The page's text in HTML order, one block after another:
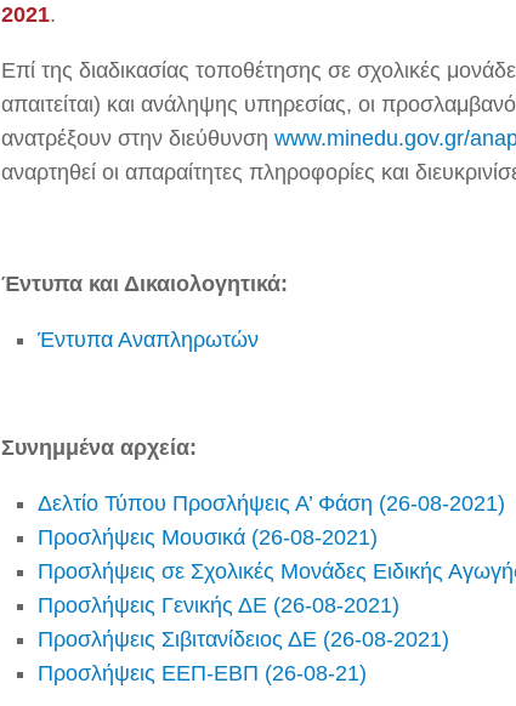
2021.
Επί της διαδικασίας τοποθέτησης σε σχολικές
απαιτείται) και ανάληψης υπηρεσίας, οι
ανατρέξουν στην διεύθυνση www.minedu.gov.gr/
αναρτηθεί οι απαραίτητες πληροφορίες και
Έντυπα και Δικαιολογητικά:
Έντυπα Αναπληρωτών
Συνημμένα αρχεία:
Δελτίο Τύπου Προσλήψεις Α’ Φάση (26-08-2021)
Προσλήψεις Μουσικά (26-08-2021)
Προσλήψεις σε Σχολικές Μονάδες Ειδικής
Προσλήψεις Γενικής ΔΕ (26-08-2021)
Προσλήψεις Σιβιτανίδειος ΔΕ (26-08-2021)
Προσλήψεις ΕΕΠ-ΕΒΠ (26-08-21)